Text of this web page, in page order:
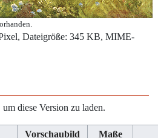
Dateigröße: 345 KB, MIME-
diese Version zu laden.
Vorschaubild
Maße